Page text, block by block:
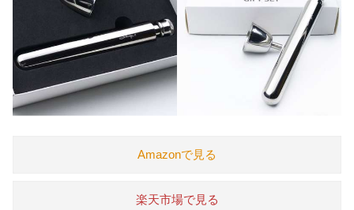
Amazonで見る
楽天市場で見る